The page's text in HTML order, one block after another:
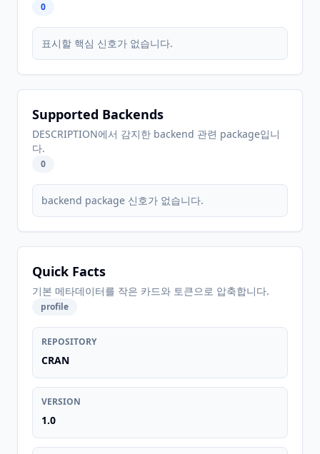
0
표시할 핵심 신호가 없습니다.
Supported Backends
DESCRIPTION에서 감지한 backend 관련 package입니
다.
0
backend package 신호가 없습니다.
Quick Facts
기본 메타데이터를 작은 카드와 토큰으로 압축합니다.
profile
REPOSITORY
CRAN
VERSION
1.0